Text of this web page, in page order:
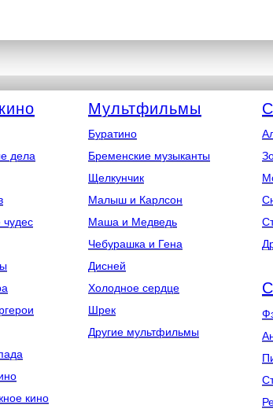
дела
чудес
кино
Мультфильмы
Буратино
Бременские музыканты
Щелкунчик
Малыш и Карлсон
Маша и Медведь
Чебурашка и Гена
Дисней
Холодное сердце
Шрек
Другие мультфильмы